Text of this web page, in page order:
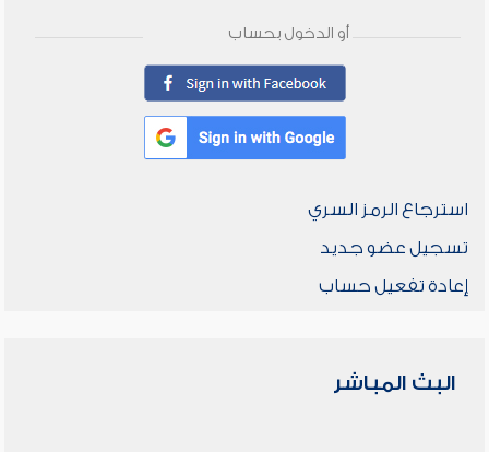
أو الدخول بحساب
استرجاع الرمز السري
تسجيل عضو جديد
إعادة تفعيل حساب
البث المباشر